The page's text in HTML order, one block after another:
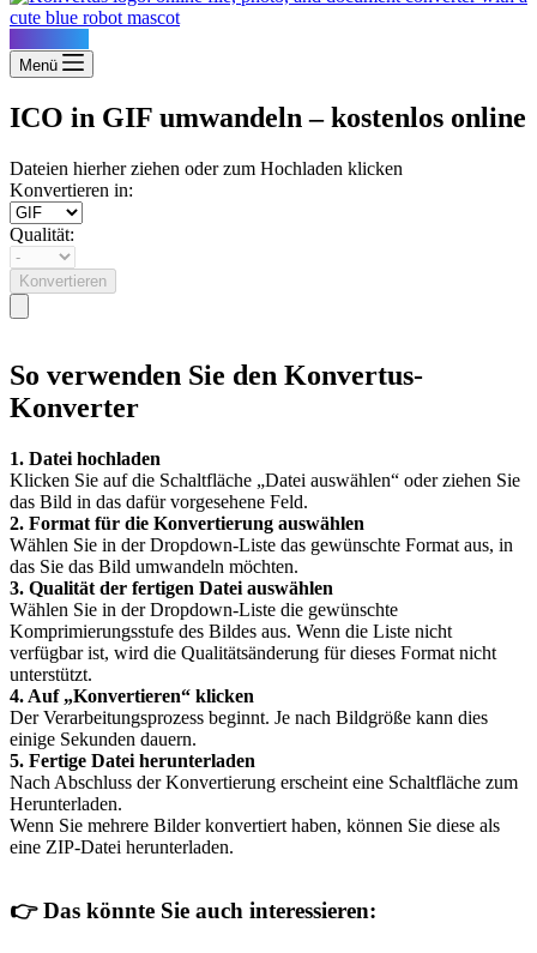
Menü
ICO in GIF umwandeln – kostenlos online
Dateien hierher ziehen oder zum Hochladen klicken
Konvertieren in:
Qualität:
Konvertieren
So verwenden Sie den Konvertus-
Konverter
1. Datei hochladen
Klicken Sie auf die Schaltfläche „Datei auswählen“ oder ziehen Sie
das Bild in das dafür vorgesehene Feld.
2. Format für die Konvertierung auswählen
Wählen Sie in der Dropdown-Liste das gewünschte Format aus, in
das Sie das Bild umwandeln möchten.
3. Qualität der fertigen Datei auswählen
Wählen Sie in der Dropdown-Liste die gewünschte
Komprimierungsstufe des Bildes aus. Wenn die Liste nicht
verfügbar ist, wird die Qualitätsänderung für dieses Format nicht
unterstützt.
4. Auf „Konvertieren“ klicken
Der Verarbeitungsprozess beginnt. Je nach Bildgröße kann dies
einige Sekunden dauern.
5. Fertige Datei herunterladen
Nach Abschluss der Konvertierung erscheint eine Schaltfläche zum
Herunterladen.
Wenn Sie mehrere Bilder konvertiert haben, können Sie diese als
eine ZIP-Datei herunterladen.
👉Das könnte Sie auch interessieren: